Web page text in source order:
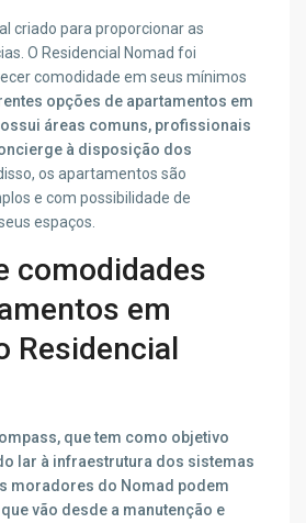
criado para proporcionar as
O Residencial Nomad foi
comodidade em seus mínimos
opções de apartamentos em
áreas comuns, profissionais
à disposição dos
os apartamentos são
e com possibilidade de
espaços.
comodidades
em
Residencial
que tem como objetivo
lar à infraestrutura dos sistemas
moradores do Nomad podem
vão desde a manutenção e